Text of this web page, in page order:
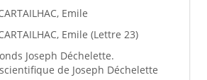
Emile
Emile (Lettre 23)
Joseph Déchelette.
de Joseph Déchelette